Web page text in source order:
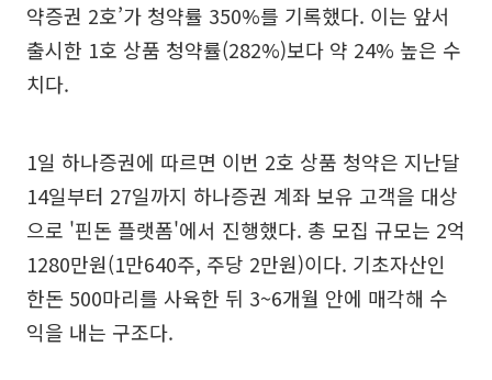
약증권 2호’가 청약률 350%를 기록했다. 이는 앞서
출시한 1호 상품 청약률(282%)보다 약 24% 높은 수
치다.
1일 하나증권에 따르면 이번 2호 상품 청약은 지난달
14일부터 27일까지 하나증권 계좌 보유 고객을 대상
으로 '핀돈 플랫폼'에서 진행했다. 총 모집 규모는 2억
1280만원(1만640주, 주당 2만원)이다. 기초자산인
한돈 500마리를 사육한 뒤 3~6개월 안에 매각해 수
익을 내는 구조다.